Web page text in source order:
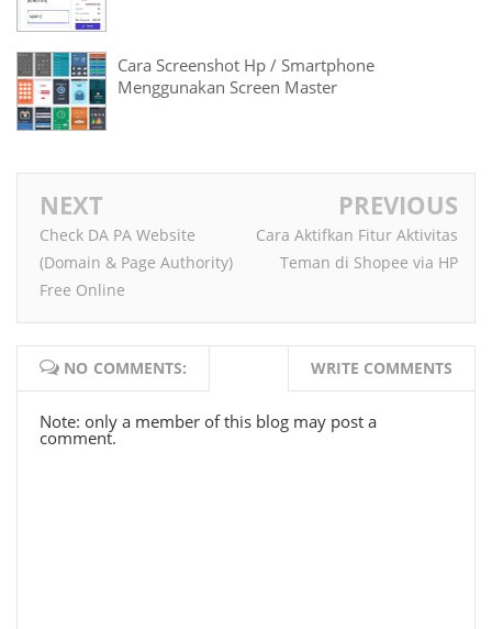
Cara Screenshot Hp / Smartphone
Menggunakan Screen Master
NEXT
Check DA PA Website
(Domain & Page Authority)
Free Online
PREVIOUS
Cara Aktifkan Fitur Aktivitas
Teman di Shopee via HP
NO COMMENTS: WRITE COMMENTS
Note: only a member of this blog may post a
comment.